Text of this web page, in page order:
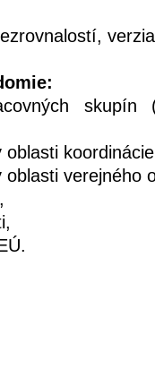
skupín
koordinácie
verejného